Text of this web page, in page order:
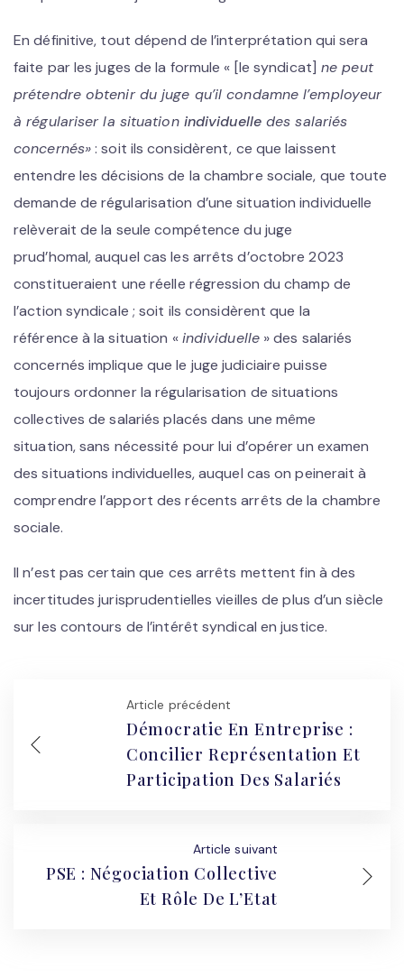
En définitive, tout dépend de l’interprétation qui sera
faite par les juges de la formule « [le syndicat] ne peut
prétendre obtenir du juge qu’il condamne l’employeur
àrégulariser la situation individuelledes salariés
concernés»: soit ils considèrent, ce que laissent
entendre les décisions de la chambre sociale, que toute
demande de régularisation d’une situation individuelle
relèverait de la seule compétence du juge
prud’homal, auquel cas les arrêts d’octobre 2023
constitueraient une réelle régression du champ de
l’action syndicale ; soit ils considèrent que la
référence à la situation «individuelle» des salariés
concernés implique que le juge judiciaire puisse
toujours ordonner la régularisation de situations
collectives de salariés placés dans une même
situation, sans nécessité pour lui d’opérer un examen
des situations individuelles, auquel cas on peinerait à
comprendre l’apport des récents arrêts de la chambre
sociale.
Il n’est pas certain que ces arrêts mettent fin à des
incertitudes jurisprudentielles vieilles de plus d’un siècle
sur les contours de l’intérêt syndical en justice.
Article précédent
Démocratie En Entreprise :
Concilier Représentation Et
Participation Des Salariés
Article suivant
PSE : Négociation Collective
Et Rôle De L’Etat